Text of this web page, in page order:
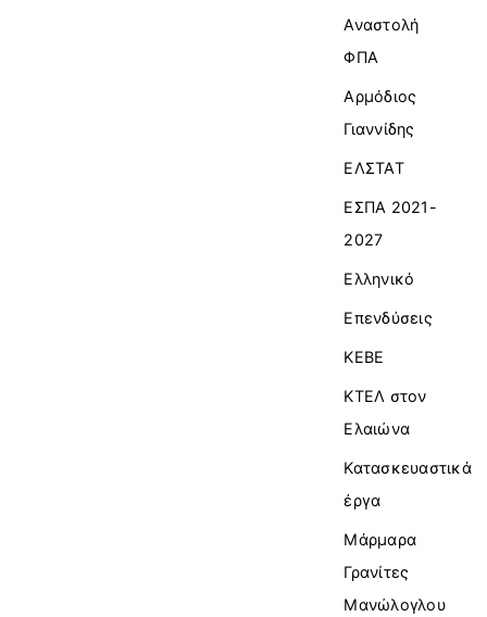
Αναστολή
ΦΠΑ
Αρμόδιος
Γιαννίδης
ΕΛΣΤΑΤ
ΕΣΠΑ 2021-
2027
Ελληνικό
Επενδύσεις
ΚΕΒΕ
ΚΤΕΛ στον
Ελαιώνα
Κατασκευαστικά
έργα
Μάρμαρα
Γρανίτες
Μανώλογλου